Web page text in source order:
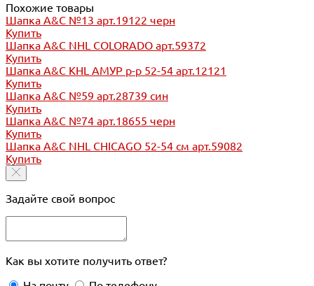
Похожие товары
Шапка A&C №13 арт.19122 черн
Купить
Шапка A&C NHL COLORADO арт.59372
Купить
Шапка A&C KHL АМУР р-р 52-54 арт.12121
Купить
Шапка A&C №59 арт.28739 син
Купить
Шапка A&C №74 арт.18655 черн
Купить
Шапка A&C NHL CHICAGO 52-54 см арт.59082
Купить
Задайте свой вопрос
Как вы хотите получить ответ?